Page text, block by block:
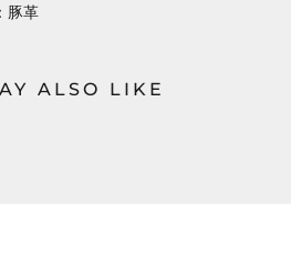
豚革
ALSO LIKE